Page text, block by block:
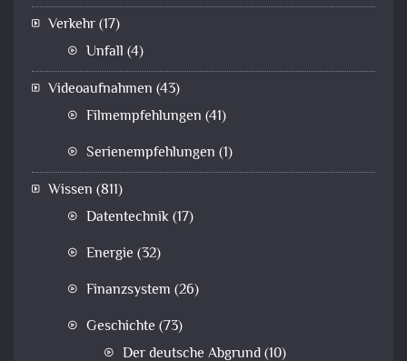
Verkehr(17)
Unfall (4)
Videoaufnahmen (43)
Filmempfehlungen (41)
Serienempfehlungen (1)
Wissen (811)
Datentechnik(17)
Energie (32)
Finanzsystem (26)
Geschichte (73)
Der deutsche Abgrund(10)